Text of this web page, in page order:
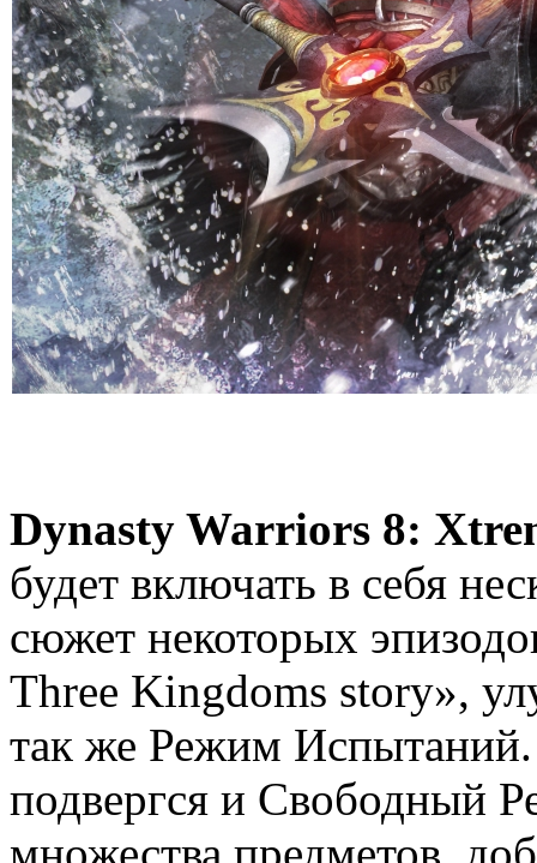
Dynasty Warriors 8:
будет включать в себя
сюжет некоторых
Three Kingdoms story»,
так же Режим
подвергся и Свободный